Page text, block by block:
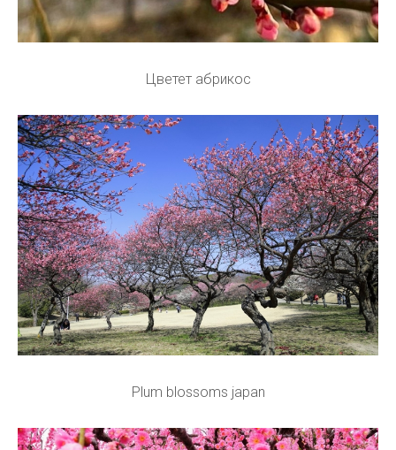
Цветет абрикос
Plum blossoms japan